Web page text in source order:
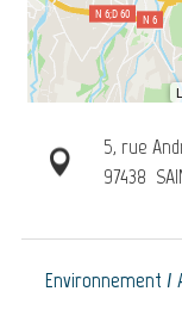
5, rue
97438
Environnement /